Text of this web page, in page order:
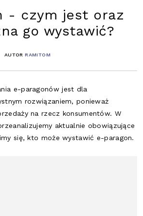
- czym jest oraz
go wystawić?
AUTORRAMITOM
e-paragonów jest dla
rozwiązaniem, ponieważ
na rzecz konsumentów. W
aktualnie obowiązujące
się, kto może wystawić e-paragon.